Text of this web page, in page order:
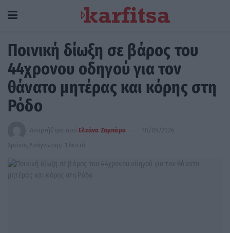
Ποινική δίωξη σε βάρος του
44χρονου οδηγού για τον
θάνατο μητέρας και κόρης στη
Ρόδο
Αναρτήθηκε από Ελεάνα Ζαμπάρα
18/05/2026
Χρόνος Ανάγνωσης: 1 λεπτό